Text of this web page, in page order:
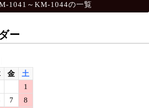
1041～KM-1044の一覧
ー
金
土
1
7
8